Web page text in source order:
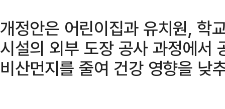
개정안은 어린이집과 유치원, 학
시설의 외부 도장 공사 과정에서
비산먼지를 줄여 건강 영향을 낮